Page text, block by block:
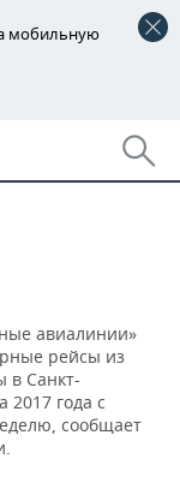
мобильную
авиалинии»
рейсы из
в Санкт-
2017 года с
сообщает